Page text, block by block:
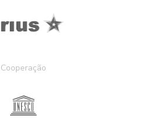
Cooperação